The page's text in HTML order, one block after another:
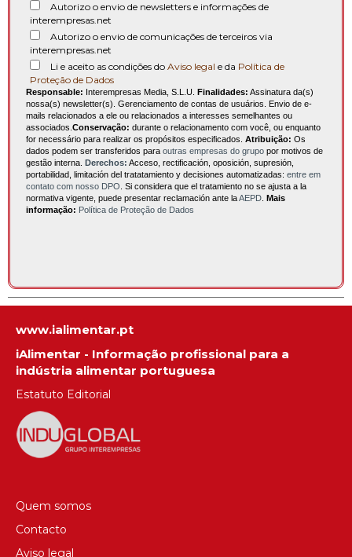
Autorizo o envio de newsletters e informações de
interempresas.net
Autorizo o envio de comunicações de terceiros via
interempresas.net
Li e aceito as condições do Aviso legal e da Política de
Proteção de Dados
Responsable: Interempresas Media, S.L.U. Finalidades: Assinatura da(s)
nossa(s) newsletter(s). Gerenciamento de contas de usuários. Envio de e-
mails relacionados a ele ou relacionados a interesses semelhantes ou
associados. Conservação: durante o relacionamento com você, ou enquanto
for necessário para realizar os propósitos especificados. Atribuição: Os
dados podem ser transferidos para outras empresas do grupo por motivos de
gestão interna. Derechos: Acceso, rectificación, oposición, supresión,
portabilidad, limitación del tratatamiento y decisiones automatizadas: entre em
contato com nosso DPO . Si considera que el tratamiento no se ajusta a la
normativa vigente, puede presentar reclamación ante laAEPD Mais
informação: Política de Proteção de Dados
www.ialimentar.pt
iAlimentar - Informação profissional para a
indústria alimentar portuguesa
Estatuto Editorial
Quem somos
Contacto
Aviso legal